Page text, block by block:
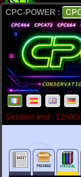
CPC-POWER :
Session end :